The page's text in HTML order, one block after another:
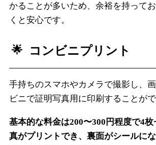
かることが多いため、余裕を持って
くと安心です。
コンビニプリント
手持ちのスマホやカメラで撮影し、
ビニで証明写真用に印刷することがで
基本的な料金は200〜300円程度で4
真がプリントでき、裏面がシールに